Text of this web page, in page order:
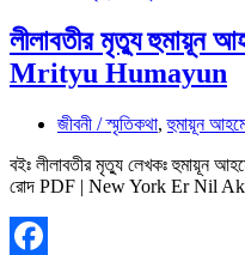
লীলাবতীর মৃত্যু
Mrityu Humayun
জীবনী / স্মৃতিকথা,হুমায়ূন
বইঃ লীলাবতীর মৃত্যু লেখকঃ হুমায়ূন
রোদ PDF | New York Er Nil